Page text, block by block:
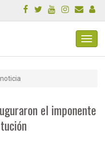
el imponente